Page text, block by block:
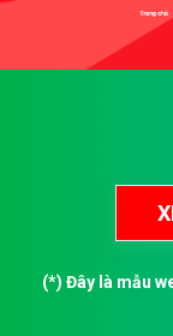
(*) Đây là mẫu